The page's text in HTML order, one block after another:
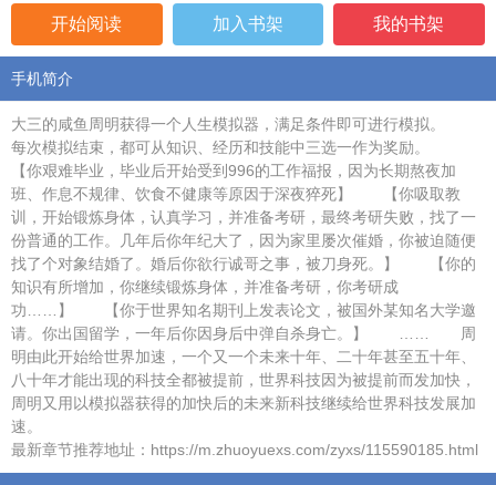
开始阅读 加入书架 我的书架
手机简介
大三的咸鱼周明获得一个人生模拟器，满足条件即可进行模拟。
每次模拟结束，都可从知识、经历和技能中三选一作为奖励。
【你艰难毕业，毕业后开始受到996的工作福报，因为长期熬夜加
班、作息不规律、饮食不健康等原因于深夜猝死】 【你吸取教
训，开始锻炼身体，认真学习，并准备考研，最终考研失败，找了一
份普通的工作。几年后你年纪大了，因为家里屡次催婚，你被迫随便
找了个对象结婚了。婚后你欲行诚哥之事，被刀身死。】 【你的
知识有所增加，你继续锻炼身体，并准备考研，你考研成
功……】 【你于世界知名期刊上发表论文，被国外某知名大学邀
请。你出国留学，一年后你因身后中弹自杀身亡。】 …… 周
明由此开始给世界加速，一个又一个未来十年、二十年甚至五十年、
八十年才能出现的科技全都被提前，世界科技因为被提前而发加快，
周明又用以模拟器获得的加快后的未来新科技继续给世界科技发展加
速。
最新章节推荐地址：https://m.zhuoyuexs.com/zyxs/115590185.html